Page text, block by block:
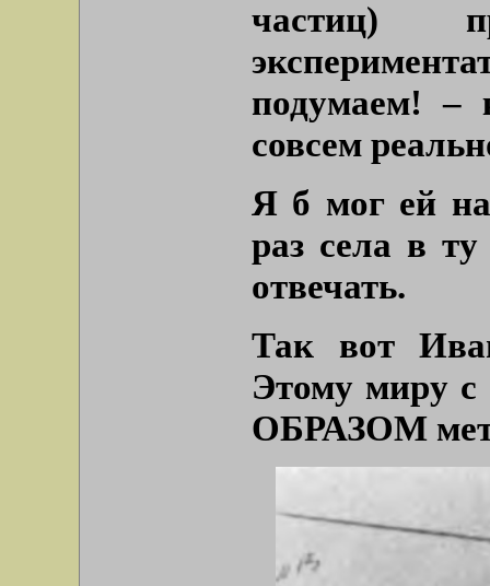
частиц)
подумаем! –
совсем
Я б мог ей
раз села в
отвечать.
Так вот
Этому миру с
ОБРАЗОМ